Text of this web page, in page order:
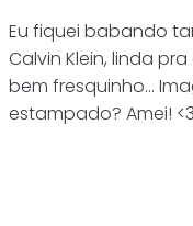
Eu fiquei babando
Calvin Klein, linda
bem fresquinho…
estampado? Amei! <3